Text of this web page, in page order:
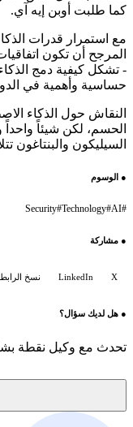
كما طلبت أوبن إيه آي.
مع استمرار قدرات
المرجح أن تكون
- تشكل كيفية دمج
حساسية وأهمية في
النقاش حول الذكاء
الحسم، لكن شيئاً
السيليكون
●الوسوم
AI
#
Technology
#
Security
●مشاركة
LinkedIn نسخ الرابط
●هل لديك سؤال؟
تحدث مع وكيل نقطة